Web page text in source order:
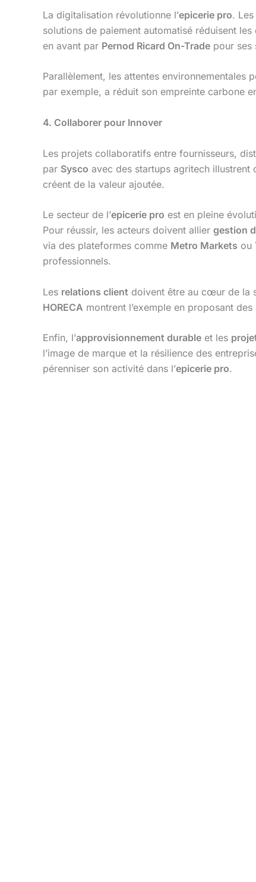
La digitalisation révolutionne l’epicerie pro.
solutions de paiement automatisé réduisent
en avant par Pernod Ricard On-Trade pour ses
Parallèlement, les attentes
par exemple, a réduit son empreinte carbone
4. Collaborer pour Innover
Les projets collaboratifs entre fournisseurs,
par Sysco avec des startups agritech illustrent
créent de la valeur ajoutée.
Le secteur de l’epicerie pro est en pleine
Pour réussir, les acteurs doivent allier gestion
via des plateformes comme Metro Markets ou
professionnels.
Les relations client doivent être au cœur de la
HORECA montrent l’exemple en proposant
Enfin, l’approvisionnement durable et les
l’image de marque et la résilience des
pérenniser son activité dans l’epicerie pro.